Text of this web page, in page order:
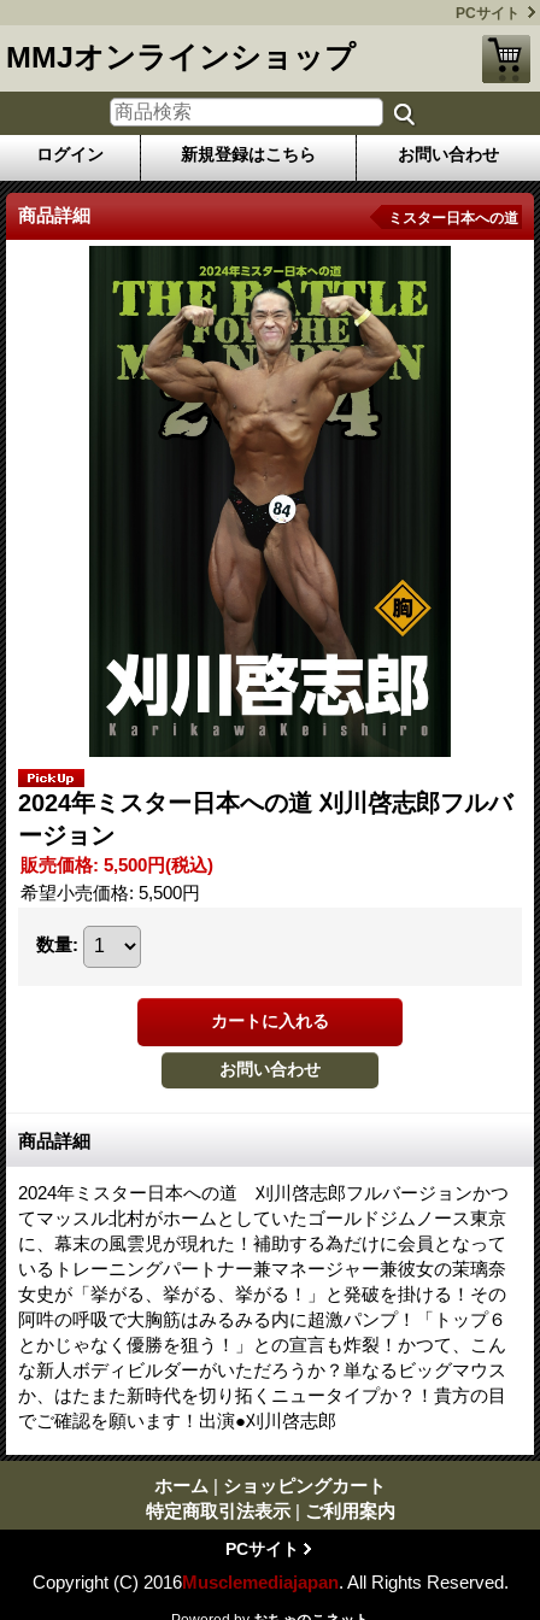
PCサイト
MMJオンラインショップ
ログイン 新規登録はこちら お問い合わせ
商品詳細 ミスター日本への道
2024年ミスター日本への道 刈川啓志郎フルバ
ージョン
販売価格: 5,500円(税込)
希望小売価格: 5,500円
数量:
商品詳細
2024年ミスター日本への道 刈川啓志郎フルバージョンかつ
てマッスル北村がホームとしていたゴールドジムノース東京
に、幕末の風雲児が現れた！補助する為だけに会員となって
いるトレーニングパートナー兼マネージャー兼彼女の茉璃奈
女史が「挙がる、挙がる、挙がる！」と発破を掛ける！その
阿吽の呼吸で大胸筋はみるみる内に超激パンプ！「トップ６
とかじゃなく優勝を狙う！」との宣言も炸裂！かつて、こん
な新人ボディビルダーがいただろうか？単なるビッグマウス
か、はたまた新時代を切り拓くニュータイプか？！貴方の目
でご確認を願います！出演●刈川啓志郎
ホーム | ショッピングカート
特定商取引法表示 | ご利用案内
PCサイト
Copyright (C) 2016Musclemediajapan. All Rights Reserved.